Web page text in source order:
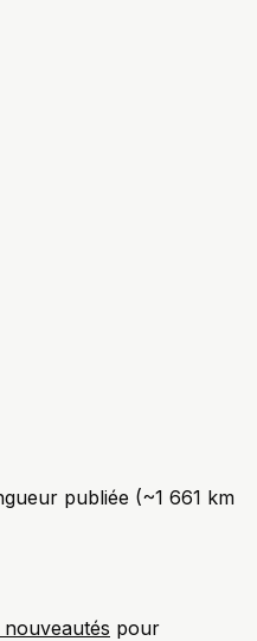
publiée (~1 661 km
pour